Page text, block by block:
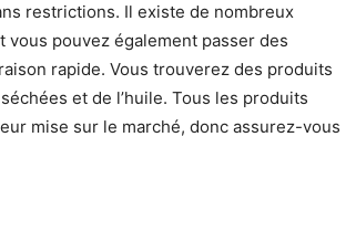
restrictions. Il existe de nombreux
vous pouvez également passer des
rapide. Vous trouverez des produits
et de l’huile. Tous les produits
mise sur le marché, donc assurez-vous